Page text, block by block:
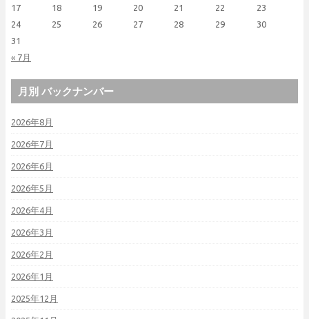
« 7月
17
18 19 20 21 22
23
24
25 26 27 28 29
30
31
月別 バックナンバー
2026年8月
2026年7月
2026年6月
2026年5月
2026年4月
2026年3月
2026年2月
2026年1月
2025年12月